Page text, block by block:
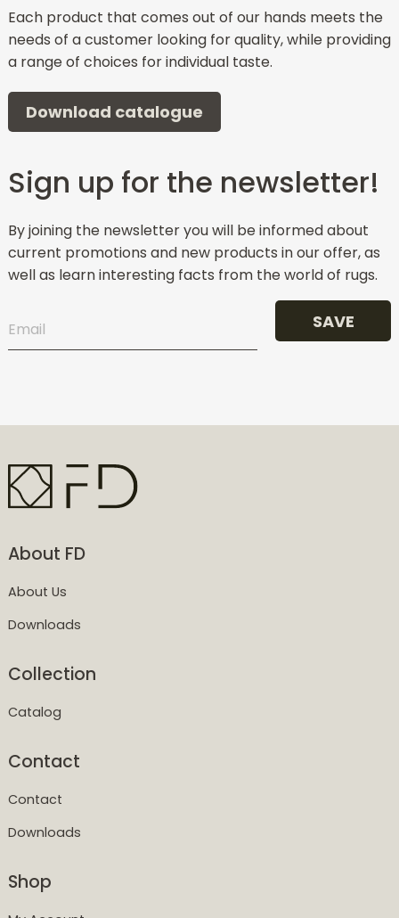
Each product that comes out of our hands meets the
needs of a customer looking for quality, while providing
a range of choices for individual taste.
Download catalogue
Sign up for the newsletter!
By joining the newsletter you will be informed about
current promotions and new products in our offer, as
well as learn interesting facts from the world of rugs.
SAVE
About FD
About Us
Downloads
Collection
Catalog
Contact
Contact
Downloads
Shop